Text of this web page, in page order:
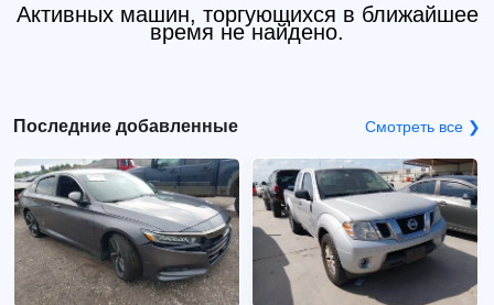
Активных машин, торгующихся в ближайшее
время не найдено.
Последние добавленные Смотреть все ❯